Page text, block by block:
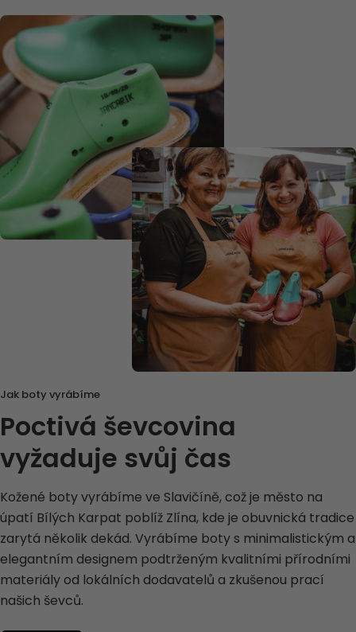
Jak boty vyrábíme
Poctivá ševcovina
vyžaduje svůj čas
Kožené boty vyrábíme ve Slavičíně, což je město na
úpatí Bílých Karpat poblíž Zlína, kde je obuvnická tradice
zarytá několik dekád. Vyrábíme boty s minimalistickým a
elegantním designem podtrženým kvalitními přírodními
materiály od lokálních dodavatelů a zkušenou prací
našich ševců.